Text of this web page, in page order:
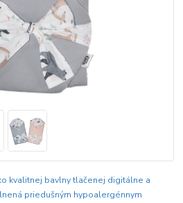
kvalitnej bavlny tlačenej digitálne a
priedušným hypoalergénnym